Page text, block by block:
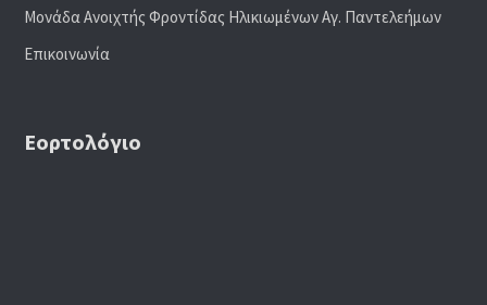
Μονάδα Ανοιχτής Φροντίδας Ηλικιωμένων Αγ. Παντελεήμων
Επικοινωνία
Εορτολόγιο